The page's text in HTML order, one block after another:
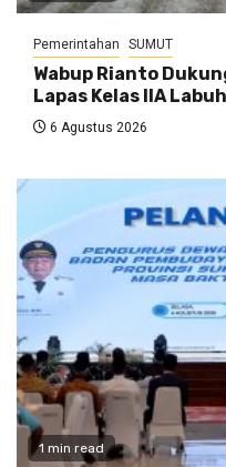
Pemerintahan SUMUT
Wabup Rianto
Lapas Kelas IIA
6 Agustus 2026
1 min read